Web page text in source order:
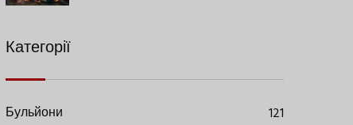
Категорії
Бульйони
121